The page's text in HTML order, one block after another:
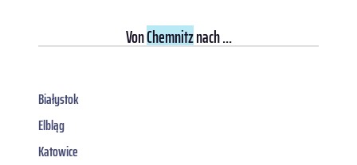
VonChemnitznach ...
Białystok
Elbląg
Katowice